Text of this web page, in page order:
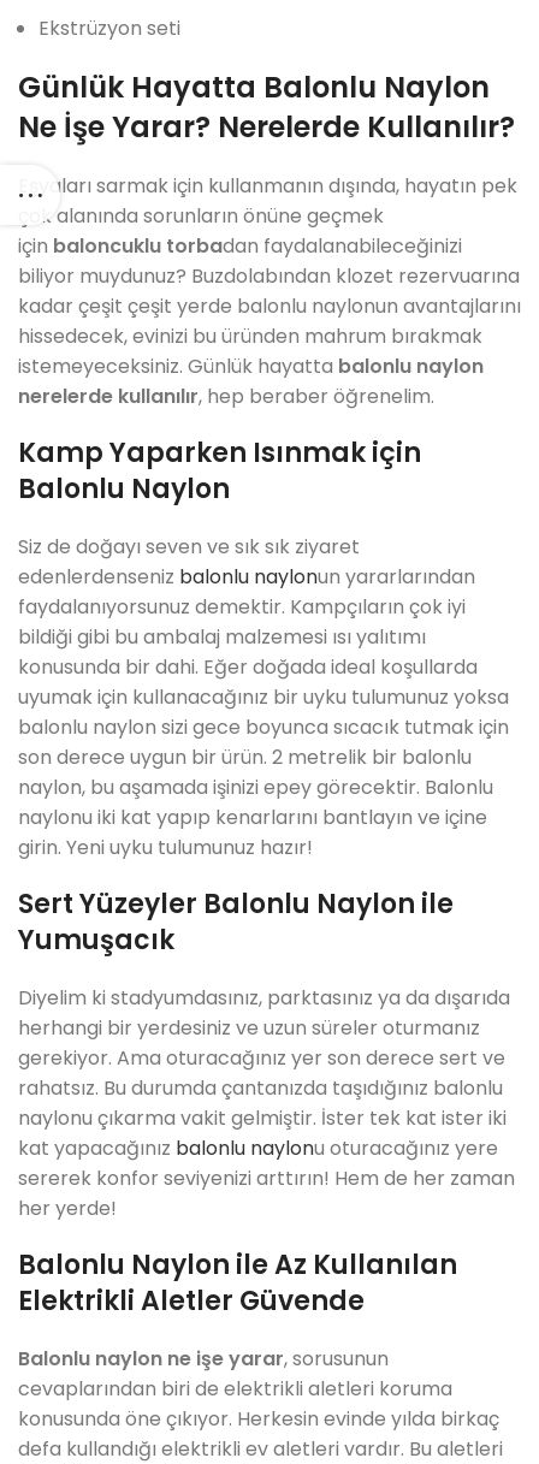
Ekstrüzyon seti
Günlük Hayatta Balonlu Naylon
Ne İşe Yarar? Nerelerde Kullanılır?
Eşyaları sarmak için kullanmanın dışında, hayatın pek
çok alanında sorunların önüne geçmek
için baloncuklu torbadan faydalanabileceğinizi
biliyor muydunuz? Buzdolabından klozet rezervuarına
kadar çeşit çeşit yerde balonlu naylonun avantajlarını
hissedecek, evinizi bu üründen mahrum bırakmak
istemeyeceksiniz. Günlük hayatta balonlu naylon
nerelerde kullanılır, hep beraber öğrenelim.
Kamp Yaparken Isınmak için
Balonlu Naylon
Siz de doğayı seven ve sık sık ziyaret
edenlerdenseniz balonlu naylonun yararlarından
faydalanıyorsunuz demektir. Kampçıların çok iyi
bildiği gibi bu ambalaj malzemesi ısı yalıtımı
konusunda bir dahi. Eğer doğada ideal koşullarda
uyumak için kullanacağınız bir uyku tulumunuz yoksa
balonlu naylon sizi gece boyunca sıcacık tutmak için
son derece uygun bir ürün. 2 metrelik bir balonlu
naylon, bu aşamada işinizi epey görecektir. Balonlu
naylonu iki kat yapıp kenarlarını bantlayın ve içine
girin. Yeni uyku tulumunuz hazır!
Sert Yüzeyler Balonlu Naylon ile
Yumuşacık
Diyelim ki stadyumdasınız, parktasınız ya da dışarıda
herhangi bir yerdesiniz ve uzun süreler oturmanız
gerekiyor. Ama oturacağınız yer son derece sert ve
rahatsız. Bu durumda çantanızda taşıdığınız balonlu
naylonu çıkarma vakit gelmiştir. İster tek kat ister iki
kat yapacağınız balonlu naylonu oturacağınız yere
sererek konfor seviyenizi arttırın! Hem de her zaman
her yerde!
Balonlu Naylon ile Az Kullanılan
Elektrikli Aletler Güvende
Balonlu naylon ne işe yarar, sorusunun
cevaplarından biri de elektrikli aletleri koruma
konusunda öne çıkıyor. Herkesin evinde yılda birkaç
defa kullandığı elektrikli ev aletleri vardır. Bu aletleri